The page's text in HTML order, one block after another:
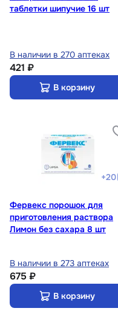
таблетки шипучие 16 шт
В наличии в 270 аптеках
421 ₽
В корзину
+20
Фервекс порошок для
приготовления раствора
Лимон без сахара 8 шт
В наличии в 273 аптеках
675 ₽
В корзину